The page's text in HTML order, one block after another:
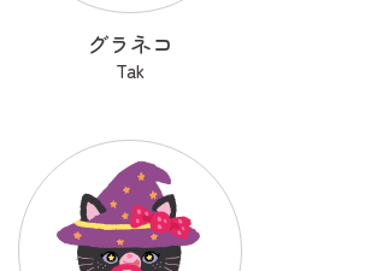
グラネコ
Tak